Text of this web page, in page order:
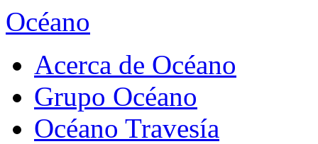
Océano
Acerca de Océano
Grupo Océano
Océano Travesía